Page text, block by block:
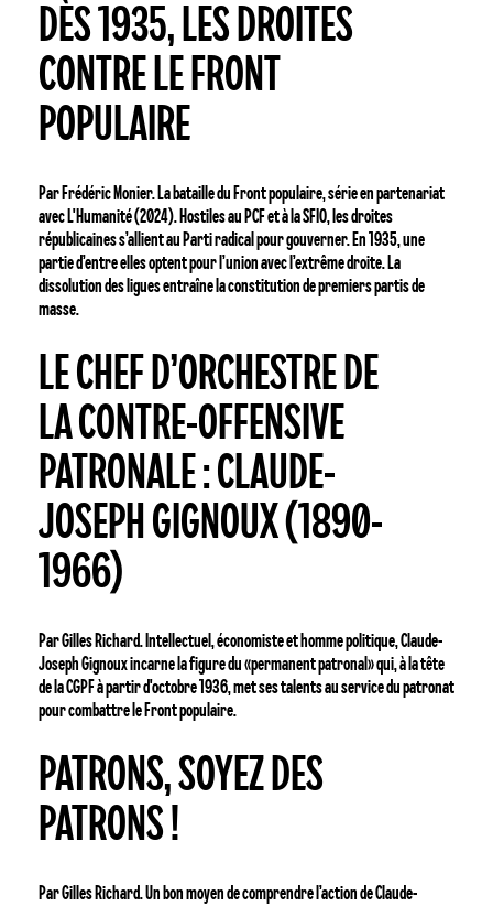
1935,
les
droites
contre
Front
DÈS 1935, LES DROITES
CONTRE LE FRONT
POPULAIRE
Par Frédéric Monier. La bataille du Front populaire, série en partenariat
avec L'Humanité (2024). Hostiles au PCF et à la SFIO, les droites
républicaines s’allient au Parti radical pour gouverner. En 1935, une
partie d’entre elles optent pour l’union avec l’extrême droite. La
dissolution des ligues entraîne la constitution de premiers partis de
masse.
d’orchestre
la
contre-
offensive
patronale :
Joseph
1966)
LE CHEF D’ORCHESTRE DE
LA CONTRE-OFFENSIVE
PATRONALE : CLAUDE-
JOSEPH GIGNOUX (1890-
1966)
Par Gilles Richard. Intellectuel, économiste et homme politique, Claude-
Joseph Gignoux incarne la figure du «permanent patronal» qui, à la tête
de la CGPF à partir d'octobre 1936, met ses talents au service du patronat
pour combattre le Front populaire.
soyez
des
patrons
!
PATRONS, SOYEZ DES
PATRONS !
Par Gilles Richard. Un bon moyen de comprendre l’action de Claude-